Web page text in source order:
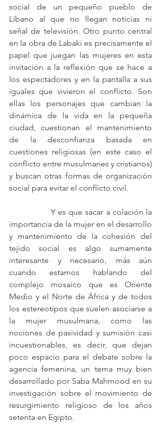
social de un pequeño pueblo de
Líbano al que no llegan noticias ni
señal de televisión. Otro punto central
en la obra de Labaki es precisamente el
papel que juegan las mujeres en esta
invitación a la reflexión que se hace a
los espectadores y en la pantalla a sus
iguales que vivieron el conflicto. Son
ellas los personajes que cambian la
dinámica de la vida en la pequeña
ciudad, cuestionan el mantenimiento
de la desconfianza basada en
cuestiones religiosas (en este caso el
conflicto entre musulmanes y cristianos)
y buscan otras formas de organización
social para evitar el conflicto civil.
importancia de la mujer en el desarrollo
y mantenimiento de la cohesión del
tejido social es algo sumamente
interesante y necesario, más aún
cuando estamos hablando del
complejo mosaico que es Oriente
Medio y el Norte de África y de todos
los estereotipos que suelen asociarse a
la mujer musulmana, como las
nociones de pasividad y sumisión casi
incuestionables, es decir, que dejan
poco espacio para el debate sobre la
agencia femenina, un tema muy bien
desarrollado por Saba Mahmood en su
investigación sobre el movimiento de
resurgimiento religioso de los años
setenta en Egipto.